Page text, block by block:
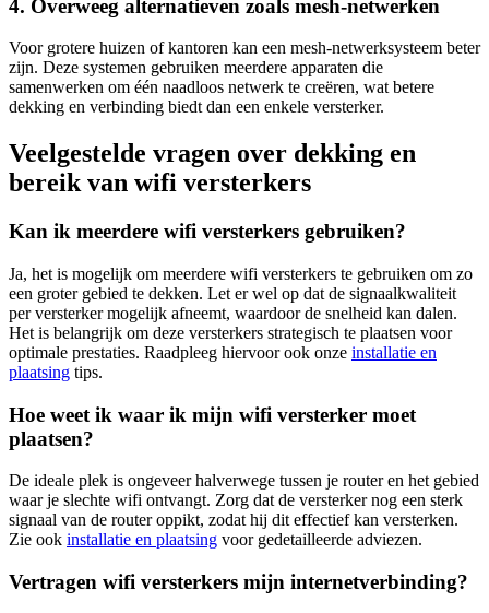
4. Overweeg alternatieven zoals mesh-netwerken
Voor grotere huizen of kantoren kan een mesh-netwerksysteem beter
zijn. Deze systemen gebruiken meerdere apparaten die
samenwerken om één naadloos netwerk te creëren, wat betere
dekking en verbinding biedt dan een enkele versterker.
Veelgestelde vragen over dekking en
bereik van wifi versterkers
Kan ik meerdere wifi versterkers gebruiken?
Ja, het is mogelijk om meerdere wifi versterkers te gebruiken om zo
een groter gebied te dekken. Let er wel op dat de signaalkwaliteit
per versterker mogelijk afneemt, waardoor de snelheid kan dalen.
Het is belangrijk om deze versterkers strategisch te plaatsen voor
optimale prestaties. Raadpleeg hiervoor ook onze installatie en
plaatsing tips.
Hoe weet ik waar ik mijn wifi versterker moet
plaatsen?
De ideale plek is ongeveer halverwege tussen je router en het gebied
waar je slechte wifi ontvangt. Zorg dat de versterker nog een sterk
signaal van de router oppikt, zodat hij dit effectief kan versterken.
Zie ook installatie en plaatsing voor gedetailleerde adviezen.
Vertragen wifi versterkers mijn internetverbinding?